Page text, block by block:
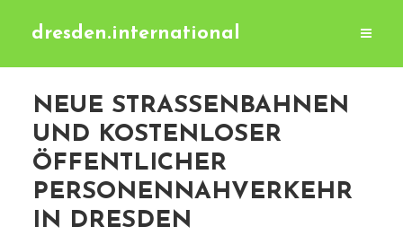
dresden.international
NEUE STRASSENBAHNEN U
ND KOSTENLOSER Ö
FFENTLICHER P
ERSONENNAHVERKEHR I
N DRESDEN